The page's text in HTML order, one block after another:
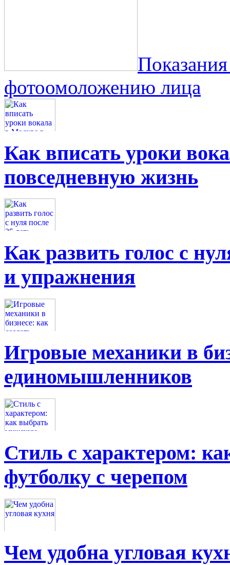
фотоомоложению лица
Как вписать уроки
повседневную жизнь
Как развить голос с
и упражнения
Игровые механики в
единомышленников
Стиль с характером:
футболку с черепом
Чем удобна угловая